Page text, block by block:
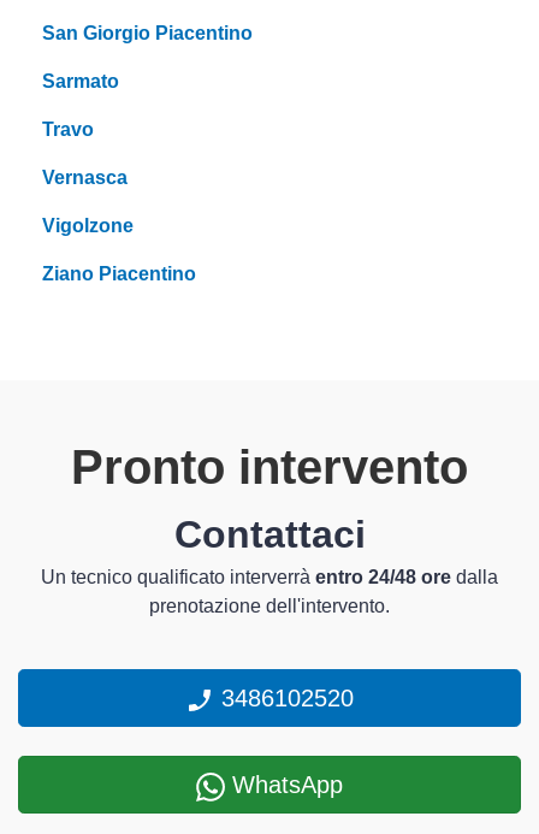
San Giorgio Piacentino
Sarmato
Travo
Vernasca
Vigolzone
Ziano Piacentino
Pronto intervento
Contattaci
Un tecnico qualificato interverrà entro 24/48 ore dalla
prenotazione dell'intervento.
3486102520
WhatsApp